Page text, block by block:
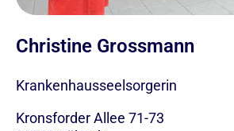
Christine Grossmann
Krankenhausseelsorgerin
Kronsforder Allee 71-73